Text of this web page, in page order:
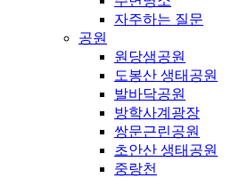
자주하는 질문
공원
원당샘공원
도봉산 생태공원
발바닥공원
방학사계광장
쌍문근린공원
초안산 생태공원
중랑천